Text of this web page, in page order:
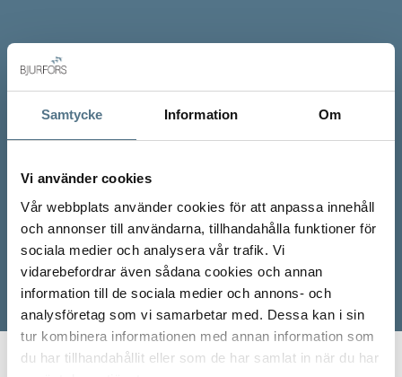
Samtycke Information Om
Vi använder cookies
Vår webbplats använder cookies för att anpassa innehåll
och annonser till användarna, tillhandahålla funktioner för
sociala medier och analysera vår trafik. Vi
vidarebefordrar även sådana cookies och annan
information till de sociala medier och annons- och
analysföretag som vi samarbetar med. Dessa kan i sin
tur kombinera informationen med annan information som
du har tillhandahållit eller som de har samlat in när du har
Start Våra mäklare Isabelle Bramstedt